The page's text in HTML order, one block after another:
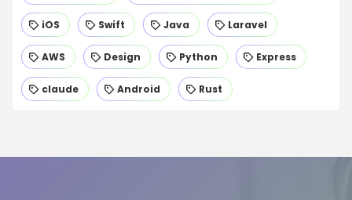
iOS Swift Java Laravel
AWS Design Python Express
claude Android Rust